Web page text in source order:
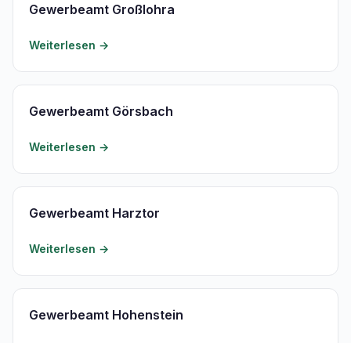
Gewerbeamt Großlohra
Weiterlesen →
Gewerbeamt Görsbach
Weiterlesen →
Gewerbeamt Harztor
Weiterlesen →
Gewerbeamt Hohenstein